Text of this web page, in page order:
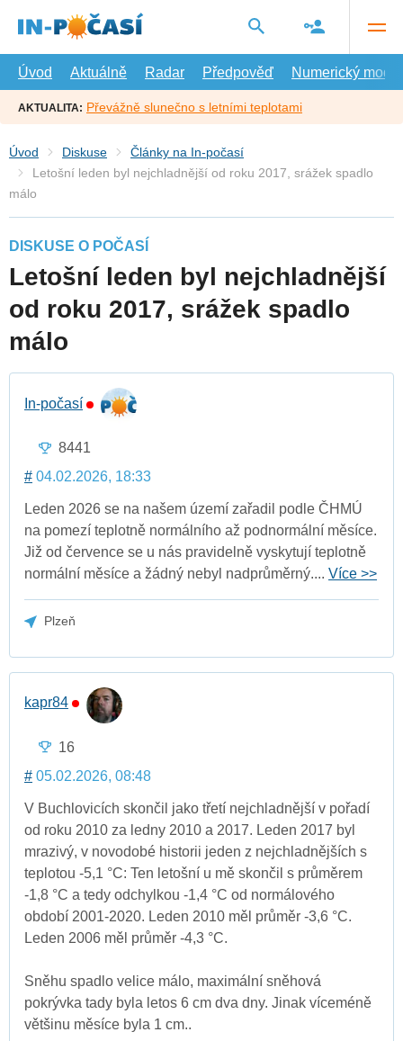
hlavní
Úvod
Aktuálně Radar Předpověď Numerický model
AKTUALITA: Převážně slunečno s letními teplotami
Úvod Diskuse
Články na In-počasí
Letošní leden byl nejchladnější od roku 2017, srážek spadlo
málo
DISKUSE O POČASÍ
Letošní leden byl nejchladnější
od roku 2017, srážek spadlo
málo
In-počasí
8441
# 04.02.2026, 18:33
Leden 2026 se na našem území zařadil podle ČHMÚ
na pomezí teplotně normálního až podnormální měsíce.
Již od července se u nás pravidelně vyskytují teplotně
normální měsíce a žádný nebyl nadprůměrný.... Více >>
Plzeň
kapr84
16
# 05.02.2026, 08:48
V Buchlovicích skončil jako třetí nejchladnější v pořadí
od roku 2010 za ledny 2010 a 2017. Leden 2017 byl
mrazivý, v novodobé historii jeden z nejchladnějších s
teplotou -5,1 °C: Ten letošní u mě skončil s průměrem
-1,8 °C a tedy odchylkou -1,4 °C od normálového
období 2001-2020. Leden 2010 měl průměr -3,6 °C.
Leden 2006 měl průměr -4,3 °C.
Sněhu spadlo velice málo, maximální sněhová
pokrývka tady byla letos 6 cm dva dny. Jinak víceméně
většinu měsíce byla 1 cm..